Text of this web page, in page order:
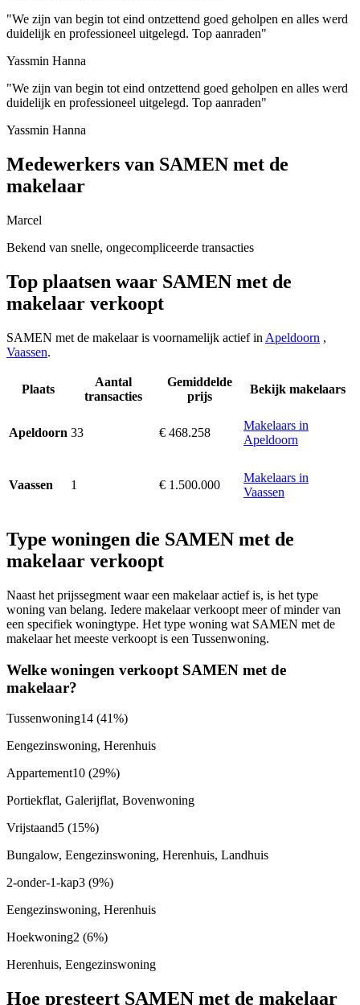
"We zijn van begin tot eind ontzettend goed geholpen en alles werd
duidelijk en professioneel uitgelegd. Top aanraden"
Yassmin Hanna
"We zijn van begin tot eind ontzettend goed geholpen en alles werd
duidelijk en professioneel uitgelegd. Top aanraden"
Yassmin Hanna
Medewerkers van SAMEN met de
makelaar
Marcel
Bekend van snelle, ongecompliceerde transacties
Top plaatsen waar SAMEN met de
makelaar verkoopt
SAMEN met de makelaar is voornamelijk actief in Apeldoorn ,
Vaassen.
Plaats
Aantal
transacties
Gemiddelde
prijs
Bekijk makelaars
Apeldoorn 33 € 468.258
Makelaars in
Apeldoorn
Vaassen 1 € 1.500.000
Makelaars in
Vaassen
Type woningen die SAMEN met de
makelaar verkoopt
Naast het prijssegment waar een makelaar actief is, is het type
woning van belang. Iedere makelaar verkoopt meer of minder van
een specifiek woningtype. Het type woning wat SAMEN met de
makelaar het meeste verkoopt is een Tussenwoning.
Welke woningen verkoopt SAMEN met de
makelaar?
Tussenwoning14 (41%)
Eengezinswoning, Herenhuis
Appartement10 (29%)
Portiekflat, Galerijflat, Bovenwoning
Vrijstaand5 (15%)
Bungalow, Eengezinswoning, Herenhuis, Landhuis
2-onder-1-kap3 (9%)
Eengezinswoning, Herenhuis
Hoekwoning2 (6%)
Herenhuis, Eengezinswoning
Hoe presteert SAMEN met de makelaar